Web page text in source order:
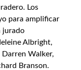
Los
para amplificar
jurado
Albright,
Walker,
Branson.